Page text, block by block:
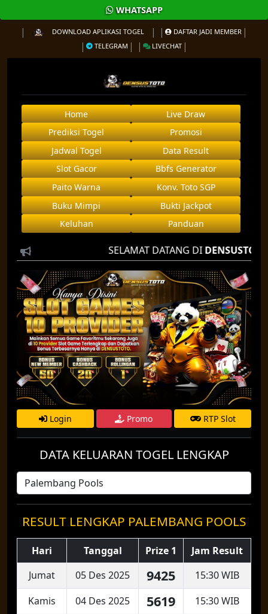
DOWNLOAD APLIKASI TOGEL
DAFTAR JADI MEMBER
TELEGRAM
LIVECHAT
WHATSAPP
Home
Live Draw
Prediksi Togel
Promosi
Jadwal Togel
Data Result
Slot Gacor
Bbfs Generator
Paito Warna
Konv. Toto SGP
Buku Mimpi
Bukti Jackpot
Keluhan
Panduan
SELAMAT DATANG DIDENSUSTOTO
Login Promo RTP Slot
DATA KELUARAN TOGEL LENGKAP
RESULT LENGKAP PALEMBANG POOLS
Hari Tanggal Prize 1
Jam Result
Jumat
05 Des 2025 9425
15:30 WIB
Kamis
04 Des 2025 5619
15:30 WIB